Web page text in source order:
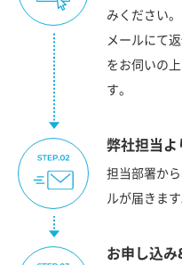
みください。
メールにて
をお伺いの
す。
弊社担当よ
担当部署か
ルが届きます
お申し込